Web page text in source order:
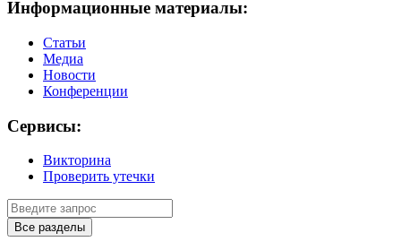
Информационные материалы:
Статьи
Медиа
Новости
Конференции
Сервисы:
Викторина
Проверить утечки
Все разделы